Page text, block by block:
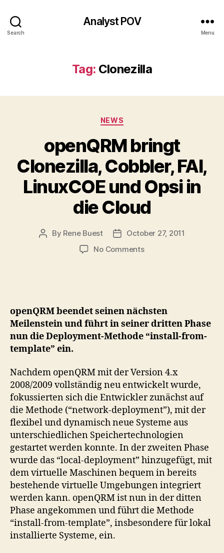
Search
Analyst POV
Menu
Tag: Clonezilla
Categories
NEWS
openQRM bringt
Clonezilla, Cobbler, FAI,
LinuxCOE und Opsi in
die Cloud
Post
By Rene Buest
PostOctober 27, 2011
No Commentson
LinuxCOE
und
Opsi
Cloud
openQRM beendet seinen nächsten
Meilenstein und führt in seiner dritten Phase
nun die Deployment-Methode “install-from-
template” ein.
Nachdem openQRM mit der Version 4.x
2008/2009 vollständig neu entwickelt wurde,
fokussierten sich die Entwickler zunächst auf
die Methode (“network-deployment”), mit der
flexibel und dynamisch neue Systeme aus
unterschiedlichen Speichertechnologien
gestartet werden konnte. In der zweiten Phase
wurde das “local-deployment” hinzugefügt, mit
dem virtuelle Maschinen bequem in bereits
bestehende virtuelle Umgebungen integriert
werden kann. openQRM ist nun in der ditten
Phase angekommen und führt die Methode
“install-from-template”, insbesondere für lokal
installierte Systeme, ein.